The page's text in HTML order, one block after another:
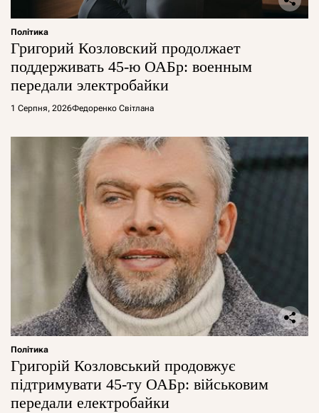
Політика
Григорий Козловский продолжает
поддерживать 45-ю ОАБр: военным
передали электробайки
1 Серпня, 2026Федоренко Світлана
Політика
Григорій Козловський продовжує
підтримувати 45-ту ОАБр: військовим
передали електробайки